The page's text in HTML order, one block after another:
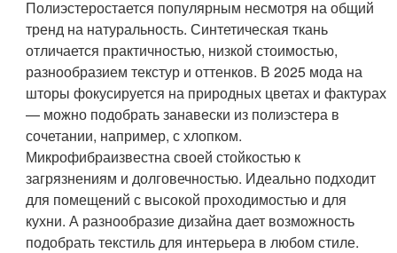
Полиэстеростается популярным несмотря на общий
тренд на натуральность. Синтетическая ткань
отличается практичностью, низкой стоимостью,
разнообразием текстур и оттенков. В 2025 мода на
шторы фокусируется на природных цветах и фактурах
— можно подобрать занавески из полиэстера в
сочетании, например, с хлопком.
Микрофибраизвестна своей стойкостью к
загрязнениям и долговечностью. Идеально подходит
для помещений с высокой проходимостью и для
кухни. А разнообразие дизайна дает возможность
подобрать текстиль для интерьера в любом стиле.